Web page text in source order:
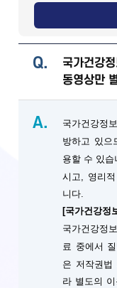
Q.
국가건강
동영상만
A.
국가건강정
방하고 있으
용할 수 있
시고, 영리
니다.
[국가건강정
국가건강정
료 중에서
은 저작권법
라 별도의